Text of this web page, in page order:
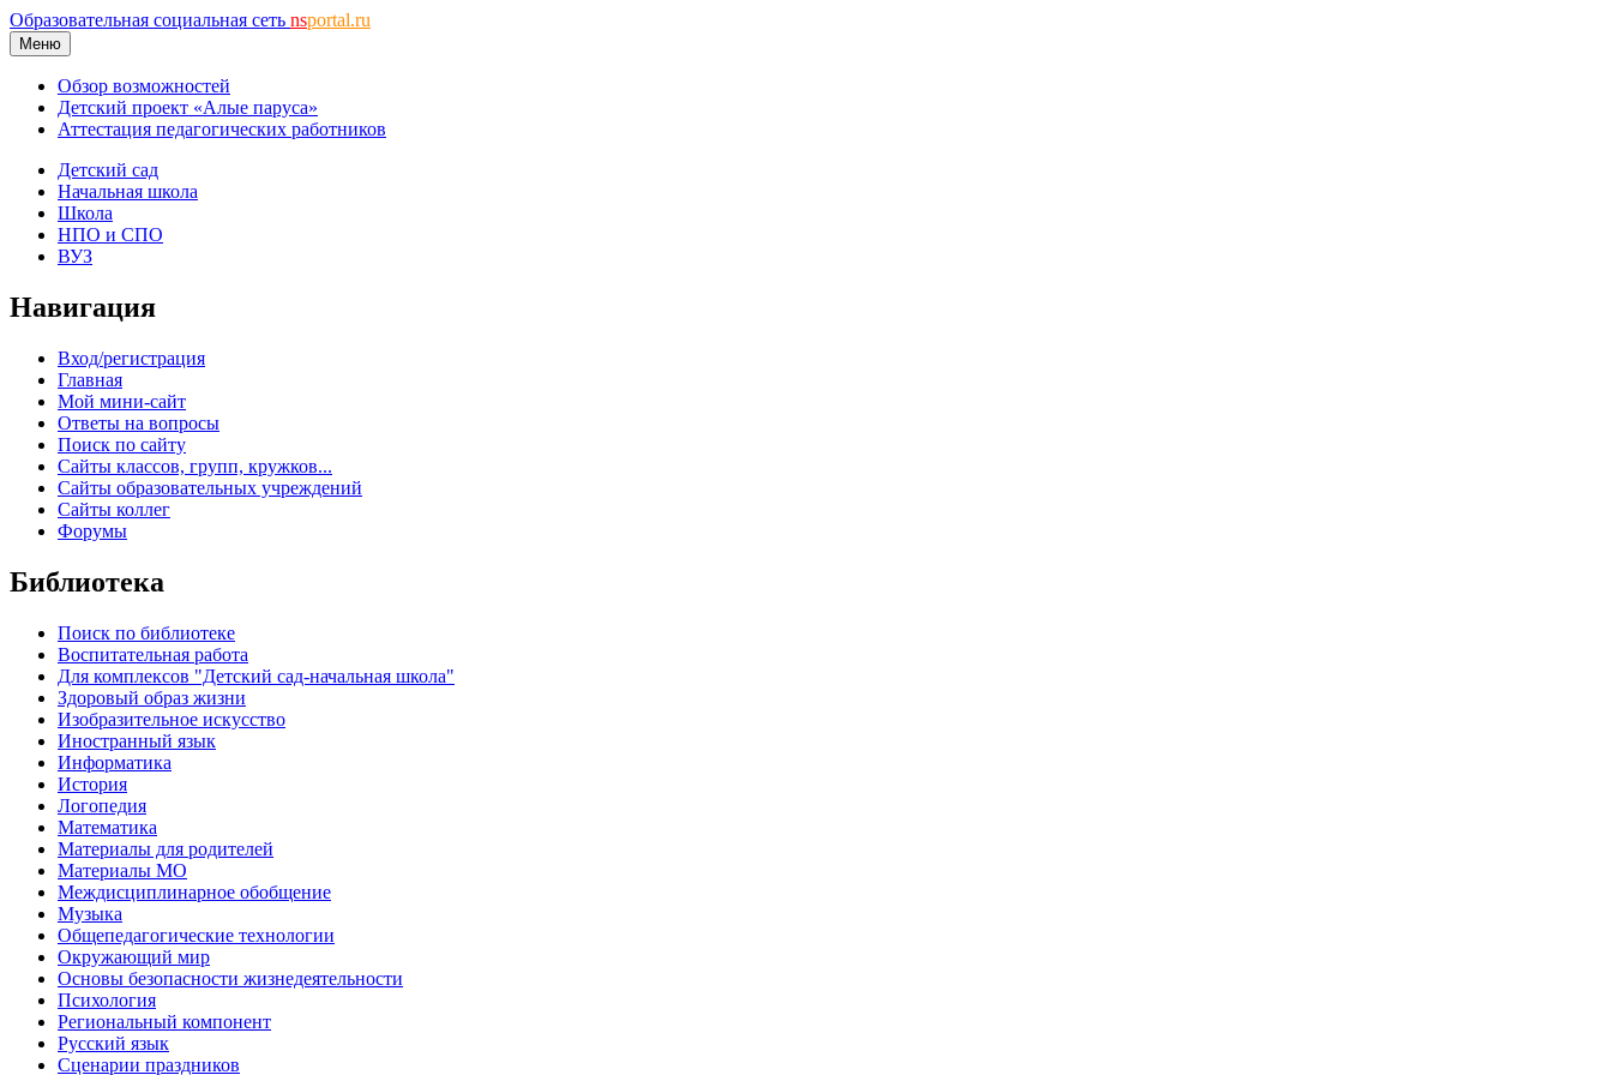
Образовательная социальная сеть nsportal.ru
Меню
Обзор возможностей
Детский проект «Алые паруса»
Аттестация педагогических работников
Детский сад
Начальная школа
Школа
НПО и СПО
ВУЗ
Навигация
Вход/регистрация
Главная
Мой мини-сайт
Ответы на вопросы
Поиск по сайту
Сайты классов, групп, кружков...
Сайты образовательных учреждений
Сайты коллег
Форумы
Библиотека
Поиск по библиотеке
Воспитательная работа
Для комплексов "Детский сад-начальная школа"
Здоровый образ жизни
Изобразительное искусство
Иностранный язык
Информатика
История
Логопедия
Математика
Материалы для родителей
Материалы МО
Междисциплинарное обобщение
Музыка
Общепедагогические технологии
Окружающий мир
Основы безопасности жизнедеятельности
Психология
Региональный компонент
Русский язык
Сценарии праздников